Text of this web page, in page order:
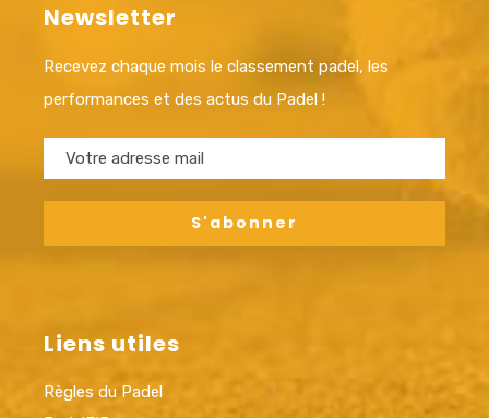
Newsletter
Recevez chaque mois le classement padel, les
performances et des actus du Padel !
Liens utiles
Règles du Padel